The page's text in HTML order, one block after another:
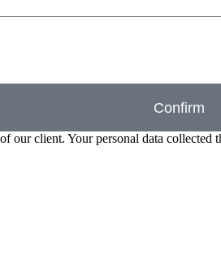
Confirm
our client. Your personal data